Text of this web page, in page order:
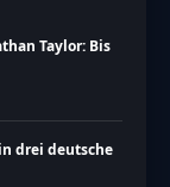
Taylor: Bis
drei deutsche